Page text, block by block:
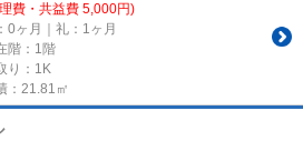
費・共益費 5,000円)
0ヶ月｜礼：1ヶ月
階：1階
り：1K
：21.81㎡